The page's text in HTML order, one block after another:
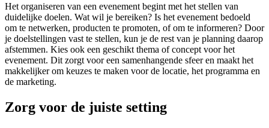
Het organiseren van een evenement begint met het stellen van
duidelijke doelen. Wat wil je bereiken? Is het evenement bedoeld
om te netwerken, producten te promoten, of om te informeren? Door
je doelstellingen vast te stellen, kun je de rest van je planning daarop
afstemmen. Kies ook een geschikt thema of concept voor het
evenement. Dit zorgt voor een samenhangende sfeer en maakt het
makkelijker om keuzes te maken voor de locatie, het programma en
de marketing.
Zorg voor de juiste setting